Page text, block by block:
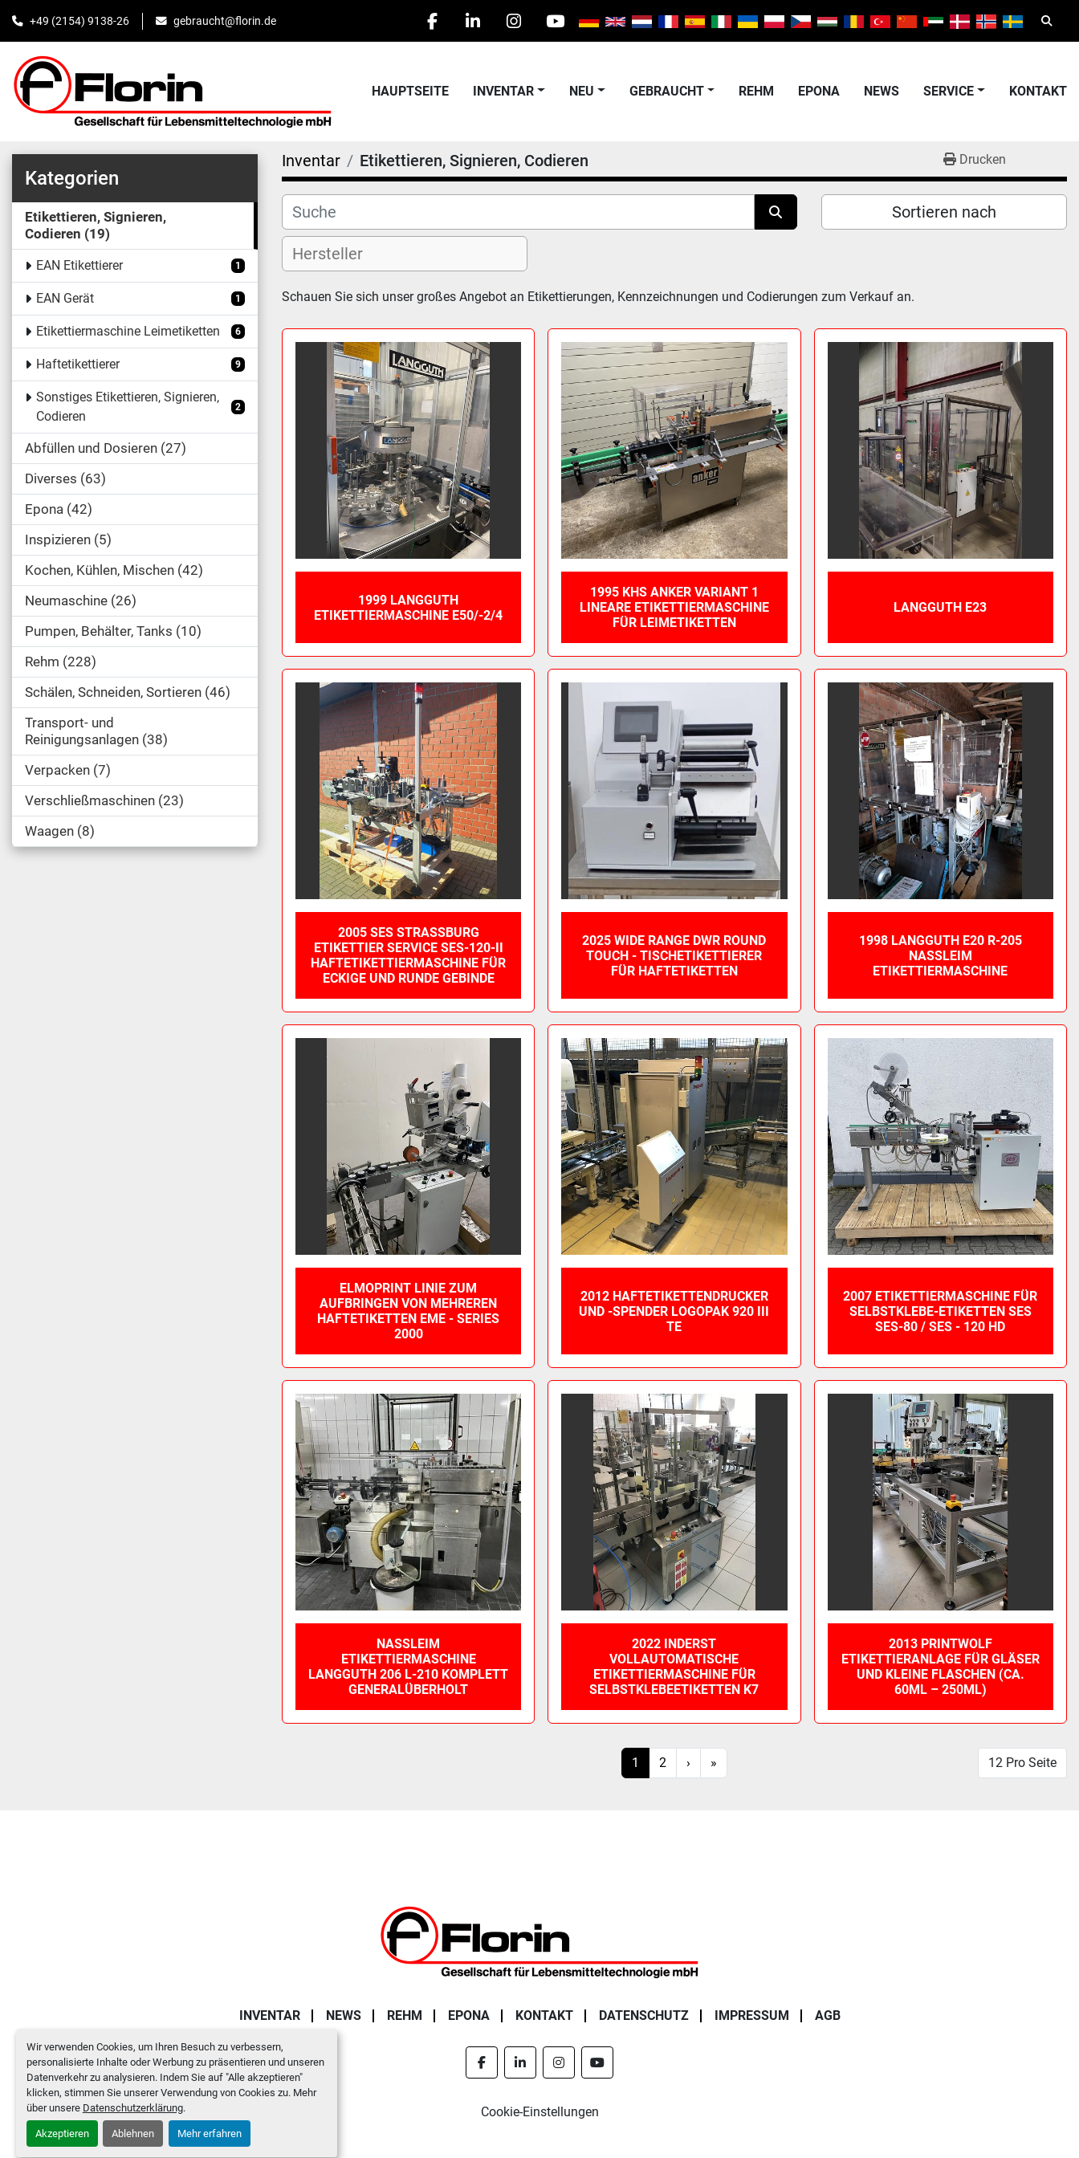
Wir verwenden Cookies, um Ihren Besuch zu verbessern,
personalisierte Inhalte oder Werbung zu präsentieren und unseren
Datenverkehr zu analysieren. Indem Sie auf "Alle akzeptieren"
klicken, stimmen Sie unserer Verwendung von Cookies zu. Mehr
über unsere Datenschutzerklärung.
Akzeptieren Ablehnen Mehr erfahren
+49 (2154) 9138-26 gebraucht@florin.de
facebooklinkedininstagram
youtube Suche
HAUPTSEITE INVENTAR NEU GEBRAUCHT NEWS
REHM EPONA SERVICE KONTAKT
Kategorien
Etikettieren, Signieren,
Codieren 19
EAN Etikettierer 1
EAN Gerät 1
Etikettiermaschine Leimetiketten 6
Haftetikettierer 9
Sonstiges Etikettieren, Signieren,
Codieren
2
Abfüllen und Dosieren 27
Diverses 63
Epona 42
Inspizieren 5
Kochen, Kühlen, Mischen 42
Neumaschine 26
Pumpen, Behälter, Tanks 10
Rehm 228
Schälen, Schneiden, Sortieren 46
Transport- und
Reinigungsanlagen 38
Verpacken 7
Verschließmaschinen 23
Waagen 8
Inventar Etikettieren, Signieren, Codieren Drucken
Sortieren nach
Schauen Sie sich unser großes Angebot an Etikettierungen, Kennzeichnungen und Codierungen zum Verkauf an.
1999 LANGGUTH
ETIKETTIERMASCHINE E50/-2/4
1995 KHS ANKER VARIANT 1
LINEARE ETIKETTIERMASCHINE
FÜR LEIMETIKETTEN
LANGGUTH E23
2005 SES STRASSBURG E
TIKETTIER SERVICE SES-120-II H
AFTETIKETTIERMASCHINE FÜR E
CKIGE UND RUNDE GEBINDE
2025 WIDE RANGE DWR ROUND
TOUCH - TISCHETIKETTIERER
FÜR HAFTETIKETTEN
1998 LANGGUTH E20 R-205
NASSLEIM
ETIKETTIERMASCHINE
ELMOPRINT LINIE ZUM
AUFBRINGEN VON MEHREREN
HAFTETIKETTEN EME - SERIES
2000
2012 HAFTETIKETTENDRUCKER
UND -SPENDER LOGOPAK 920 III
TE
2007 ETIKETTIERMASCHINE FÜR
SELBSTKLEBE-ETIKETTEN SES
SES-80 / SES - 120 HD
NASSLEIM
ETIKETTIERMASCHINE
LANGGUTH 206 L-210 KOMPLETT
GENERALÜBERHOLT
2022 INDERST
VOLLAUTOMATISCHE
ETIKETTIERMASCHINE FÜR
SELBSTKLEBEETIKETTEN K7
2013 PRINTWOLF
ETIKETTIERANLAGE FÜR GLÄSER
UND KLEINE FLASCHEN (CA.
60ML – 250ML)
1 2 › » 12 Pro Seite
INVENTAR NEWS REHM EPONA KONTAKT DATENSCHUTZ IMPRESSUM AGB
facebooklinkedininstagramyoutube
Cookie-Einstellungen